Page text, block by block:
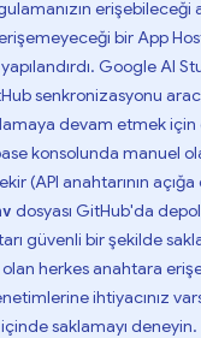
erişebileceği
erişemeyeceği birApp
Google AI
senkronizasyonu
devam etmek
konsolunda manuel
(API anahtarının açığa
dosyası GitHub'da
güvenli bir şekilde
herkes anahtara
ihtiyacınız
içinde saklamayı deneyin.